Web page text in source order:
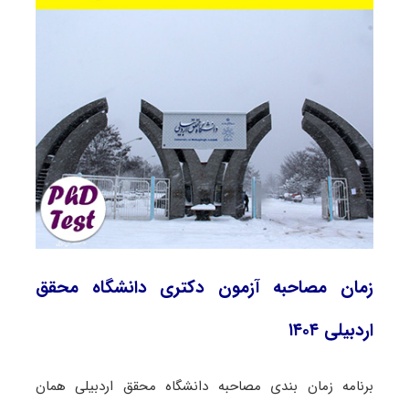
زمان مصاحبه آزمون دکتری دانشگاه محقق
اردبیلی ۱۴۰۴
برنامه زمان بندی مصاحبه دانشگاه محقق اردبیلی همان